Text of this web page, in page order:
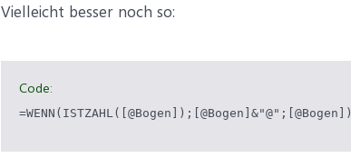
Vielleicht besser noch so:
Code:
=WENN(ISTZAHL([@Bogen]);[@Bogen]&"@";[@Bogen])